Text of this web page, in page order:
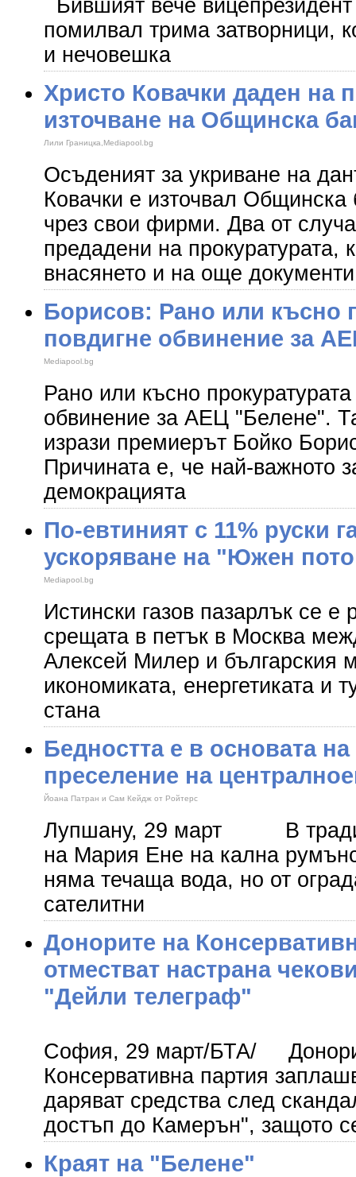
Бившият вече
помилвал трима затворници,
и нечовешка
Христо Ковачки даден на
източване на Общинска
Лили Границка,Mediapool.bg
Осъденият за укриване на
Ковачки е източвал
чрез свои фирми. Два от
предадени на прокуратурата,
внасянето и на още
Борисов: Рано или късно
повдигне обвинение за
Mediapool.bg
Рано или късно
обвинение за АЕЦ "Белене".
изрази премиерът Бойко
Причината е, че най-важното
демокрацията
По-евтиният с 11% руски
ускоряване на "Южен
Mediapool.bg
Истински газов пазарлък се е
срещата в петък в Москва
Алексей Милер и българския
икономиката, енергетиката и
стана
Бедността е в основата
преселение на
Йоана Патран и Сам Кейдж от Ройтерс
Лупшану, 29 март В
на Мария Ене на кална
няма течаща вода, но от
сателитни
Донорите на
отместват настрана
"Дейли телеграф"
София, 29 март/БТА/
Консервативна партия
даряват средства след
достъп до Камерън", защото
Краят на "Белене"